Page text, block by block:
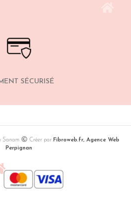
SÉCURISÉ
Sanam Créer par Fibroweb.fr, Agence Web
Perpignan